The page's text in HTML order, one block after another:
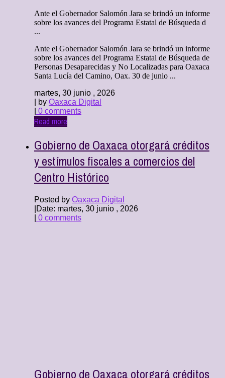
Ante el Gobernador Salomón Jara se brindó un informe
sobre los avances del Programa Estatal de Búsqueda d
...
Ante el Gobernador Salomón Jara se brindó un informe
sobre los avances del Programa Estatal de Búsqueda de
Personas Desaparecidas y No Localizadas para Oaxaca
Santa Lucía del Camino, Oax. 30 de junio ...
martes, 30 junio , 2026
| by Oaxaca Digital
0 comments
Read more
Gobierno de Oaxaca otorgará créditos
y estímulos fiscales a comercios del
Centro Histórico
Posted by Oaxaca Digital
Date: martes, 30 junio , 2026
0 comments
Gobierno de Oaxaca otorgará créditos